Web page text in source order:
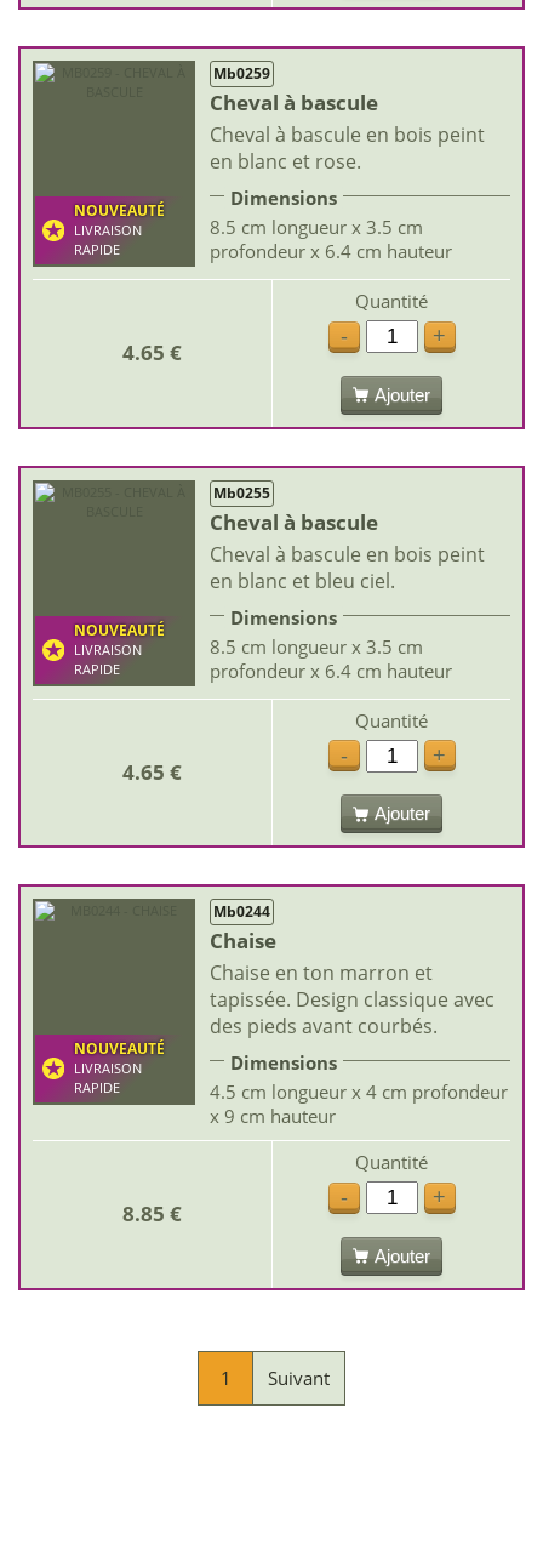
NOUVEAUTÉ
LIVRAISON
RAPIDE
Mb0259
Cheval à bascule
Cheval à bascule en bois peint
en blanc et rose.
Dimensions
8.5 cm longueur x 3.5 cm
profondeur x 6.4 cm hauteur
4.65 €
Quantité
-
+
Ajouter
NOUVEAUTÉ
LIVRAISON
RAPIDE
Mb0255
Cheval à bascule
Cheval à bascule en bois peint
en blanc et bleu ciel.
Dimensions
8.5 cm longueur x 3.5 cm
profondeur x 6.4 cm hauteur
4.65 €
Quantité
-
+
Ajouter
NOUVEAUTÉ
LIVRAISON
RAPIDE
Mb0244
Chaise
Chaise en ton marron et
tapissée. Design classique avec
des pieds avant courbés.
Dimensions
4.5 cm longueur x 4 cm profondeur
x 9 cm hauteur
8.85 €
Quantité
-
+
Ajouter
1 Suivant